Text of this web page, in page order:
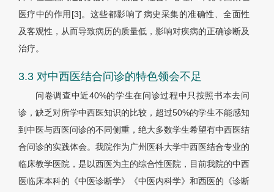
医疗中的作用[3]。这些都影响了病史采集的准确性、全面性
及客观性，从而导致病历的质量低，影响对疾病的正确诊断及
治疗。
3.3 对中西医结合问诊的特色领会不足
问卷调查中近40%的学生在问诊过程中只按照书本去问
诊，缺乏对所学中西医知识的比较，超过50%的学生不能感知
到中医与西医问诊的不同侧重，绝大多数学生希望有中西医结
合问诊的实践体会。我院作为广州医科大学中西医结合专业的
临床教学医院，是以西医为主的综合性医院，目前我院的中西
医临床本科的《中医诊断学》《中医内科学》和西医的《诊断